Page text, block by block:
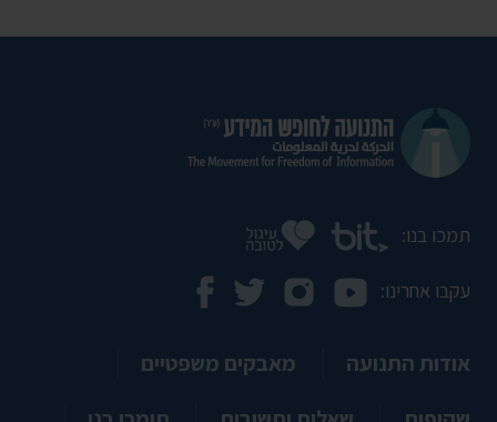
תמכו בנו:
עקבו אחרינו:
אודות התנועה
מאבקים משפטיים